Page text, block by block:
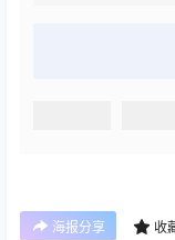
海报分享 收